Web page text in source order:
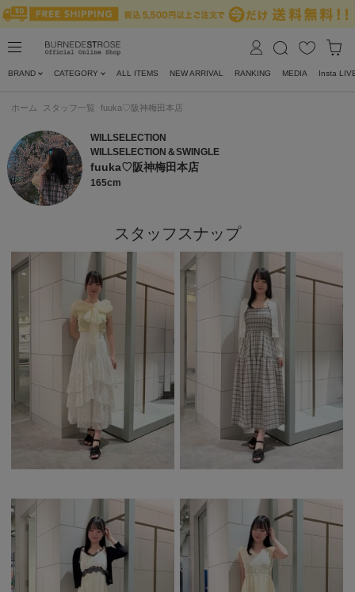
BRAND CATEGORY ALL ITEMS NEW ARRIVAL RANKING MEDIA Insta
ホーム スタッフ一覧 fuuka♡阪神梅田本店
WILLSELECTION
WILLSELECTION＆SWINGLE
fuuka♡阪神梅田本店
165cm
スタッフスナップ